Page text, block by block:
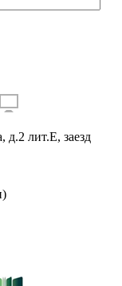
д.2 лит.Е, заезд